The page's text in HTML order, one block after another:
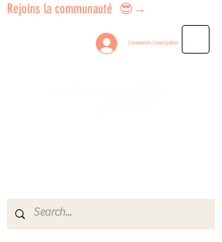
Rejoins la communauté 😎→
Connexion / Inscription